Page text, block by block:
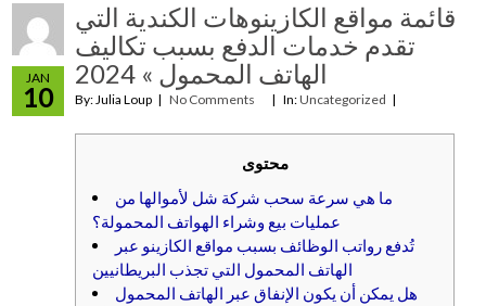
JAN
10
قائمة مواقع الكازينوهات الكندية التي
تقدم خدمات الدفع بسبب تكاليف
الهاتف المحمول » 2024
By: Julia Loup No Comments In:Uncategorized
محتوى
ما هي سرعة سحب شركة شل لأموالها من
عمليات بيع وشراء الهواتف المحمولة؟
تُدفع رواتب الوظائف بسبب مواقع الكازينو عبر
الهاتف المحمول التي تجذب البريطانيين
هل يمكن أن يكون الإنفاق عبر الهاتف المحمول